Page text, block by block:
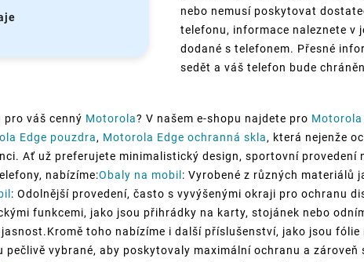
nebo nemusí poskytovat
telefonu, informace naleznete v
dodané s telefonem. Přesné
sedět a váš telefon bude
pro váš cenný Motorola? V našem e-shopu najdete pro Motorola
Edge pouzdra, Motorola Edge ochranná skla, která nejenže
Ať už preferujete minimalistický design, sportovní
nabízíme:Obaly na mobil : Vyrobené z různých materiálů
: Odolnější provedení, často s vyvýšenými okraji pro ochranu
funkcemi, jako jsou přihrádky na karty, stojánek nebo
toho nabízíme i další příslušenství, jako jsou
pečlivě vybrané, aby poskytovaly maximální ochranu a